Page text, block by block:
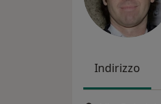
Indirizzo